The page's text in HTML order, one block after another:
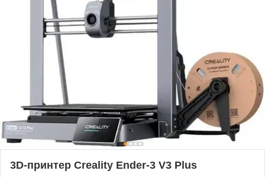
3D-принтер Creality Ender-3 V3 Plus